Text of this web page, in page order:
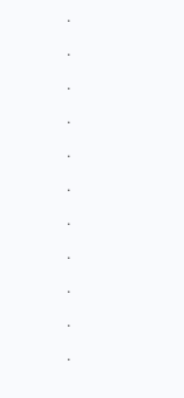
.
.
.
.
.
.
.
.
.
.
.